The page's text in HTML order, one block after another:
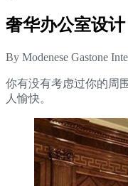
奢华办公室设计
By Modenese Gastone
你有没有考虑过你的周
人愉快。